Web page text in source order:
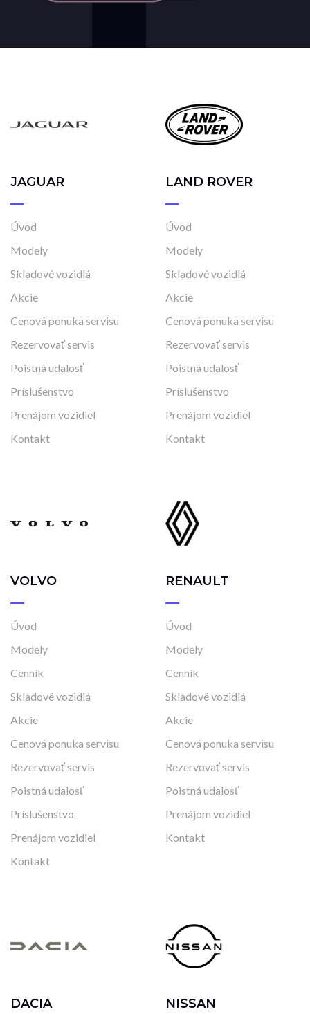
JAGUAR
Úvod
Modely
Skladové vozidlá
Akcie
Cenová ponuka servisu
Rezervovať servis
Poistná udalosť
Príslušenstvo
Prenájom vozidiel
Kontakt
LAND ROVER
Úvod
Modely
Skladové vozidlá
Akcie
Cenová ponuka servisu
Rezervovať servis
Poistná udalosť
Príslušenstvo
Prenájom vozidiel
Kontakt
VOLVO
Úvod
Modely
Cenník
Skladové vozidlá
Akcie
Cenová ponuka servisu
Rezervovať servis
Poistná udalosť
Príslušenstvo
Prenájom vozidiel
Kontakt
RENAULT
Úvod
Modely
Cenník
Skladové vozidlá
Akcie
Cenová ponuka servisu
Rezervovať servis
Poistná udalosť
Prenájom vozidiel
Kontakt
DACIA NISSAN